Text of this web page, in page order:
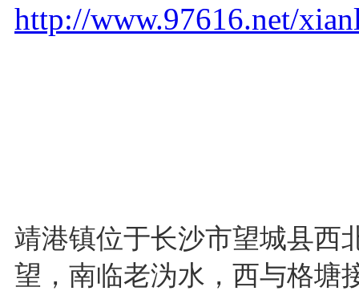
http://www.97616.net/
靖港镇位于长沙市望城县西
望，南临老沩水，西与格塘